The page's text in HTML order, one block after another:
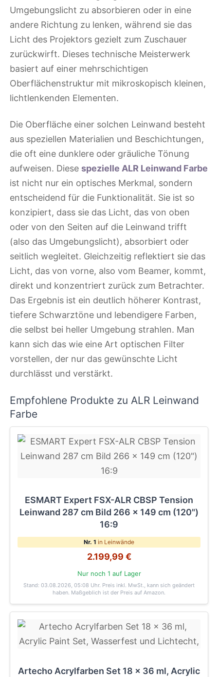
Umgebungslicht zu absorbieren oder in eine
andere Richtung zu lenken, während sie das
Licht des Projektors gezielt zum Zuschauer
zurückwirft. Dieses technische Meisterwerk
basiert auf einer mehrschichtigen
Oberflächenstruktur mit mikroskopisch kleinen,
lichtlenkenden Elementen.
Die Oberfläche einer solchen Leinwand besteht
aus speziellen Materialien und Beschichtungen,
die oft eine dunklere oder gräuliche Tönung
aufweisen. Diese spezielle ALR Leinwand Farbe
ist nicht nur ein optisches Merkmal, sondern
entscheidend für die Funktionalität. Sie ist so
konzipiert, dass sie das Licht, das von oben
oder von den Seiten auf die Leinwand trifft
(also das Umgebungslicht), absorbiert oder
seitlich wegleitet. Gleichzeitig reflektiert sie das
Licht, das von vorne, also vom Beamer, kommt,
direkt und konzentriert zurück zum Betrachter.
Das Ergebnis ist ein deutlich höherer Kontrast,
tiefere Schwarztöne und lebendigere Farben,
die selbst bei heller Umgebung strahlen. Man
kann sich das wie eine Art optischen Filter
vorstellen, der nur das gewünschte Licht
durchlässt und verstärkt.
Empfohlene Produkte zu ALR Leinwand
Farbe
ESMART Expert FSX-ALR CBSP Tension
Leinwand 287 cm Bild 266 x 149 cm (120")
16:9
Nr. 1 in Leinwände
2.199,99 €
Nur noch 1 auf Lager
Stand: 03.08.2026, 05:08 Uhr. Preis inkl. MwSt., kann sich geändert
haben. Maßgeblich ist der Preis auf Amazon.
Artecho Acrylfarben Set 18 x 36 ml, Acrylic